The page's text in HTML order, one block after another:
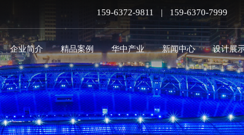
159-6372-9811 | 159-6370-7999
企业简介 精品案例 华中产业 新闻中心 设计展